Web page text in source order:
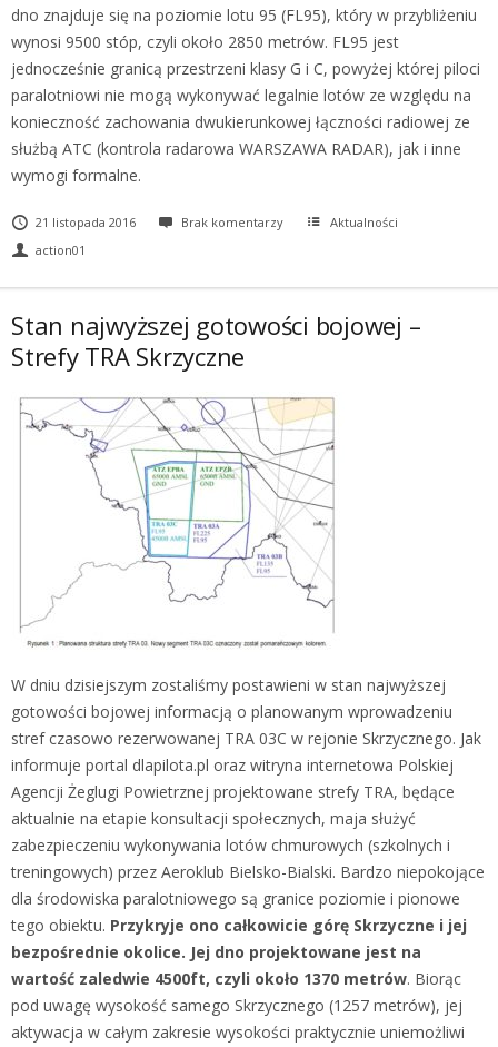
dno znajduje się na poziomie lotu 95 (FL95), który w przybliżeniu
wynosi 9500 stóp, czyli około 2850 metrów. FL95 jest
jednocześnie granicą przestrzeni klasy G i C, powyżej której piloci
paralotniowi nie mogą wykonywać legalnie lotów ze względu na
konieczność zachowania dwukierunkowej łączności radiowej ze
służbą ATC (kontrola radarowa WARSZAWA RADAR), jak i inne
wymogi formalne.
21 listopada 2016 Brak komentarzy
Aktualności
action01
Stan najwyższej gotowości bojowej –
Strefy TRA Skrzyczne
W dniu dzisiejszym zostaliśmy postawieni w stan najwyższej
gotowości bojowej informacją o planowanym wprowadzeniu
stref czasowo rezerwowanej TRA 03C w rejonie Skrzycznego. Jak
informuje portal dlapilota.pl oraz witryna internetowa Polskiej
Agencji Żeglugi Powietrznej projektowane strefy TRA, będące
aktualnie na etapie konsultacji społecznych, maja służyć
zabezpieczeniu wykonywania lotów chmurowych (szkolnych i
treningowych) przez Aeroklub Bielsko-Bialski. Bardzo niepokojące
dla środowiska paralotniowego są granice poziomie i pionowe
tego obiektu. Przykryje ono całkowicie górę Skrzyczne i jej
bezpośrednie okolice. Jej dno projektowane jest na
wartość zaledwie 4500ft, czyli około 1370 metrów. Biorąc
pod uwagę wysokość samego Skrzycznego (1257 metrów), jej
aktywacja w całym zakresie wysokości praktycznie uniemożliwi